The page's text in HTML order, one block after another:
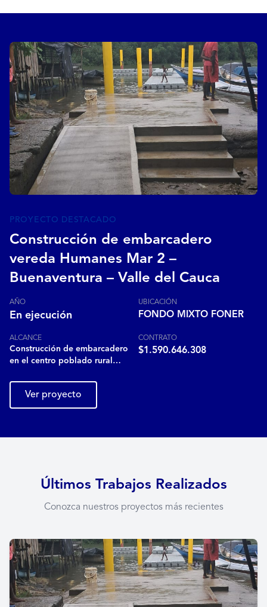
PROYECTO DESTACADO
Construcción de embarcadero
vereda Humanes Mar 2 –
Buenaventura – Valle del Cauca
AÑO
En ejecución
UBICACIÓN
FONDO MIXTO FONER
ALCANCE
Construcción de embarcadero
en el centro poblado rural…
CONTRATO
$1.590.646.308
Ver proyecto
Últimos Trabajos Realizados
Conozca nuestros proyectos más recientes